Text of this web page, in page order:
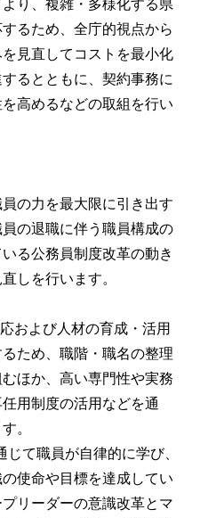
り、複雑・多様化する県
るため、全庁的視点から
見直してコストを最小化
るとともに、契約事務に
高めるなどの取組を行い
の力を最大限に引き出す
の退職に伴う職員構成の
る公務員制度改革の動き
しを行います。
および人材の育成・活用
ため、職階・職名の整理
ほか、高い専門性や実務
用制度の活用などを通
。
て職員が自律的に学び、
使命や目標を達成してい
リーダーの意識改革とマ